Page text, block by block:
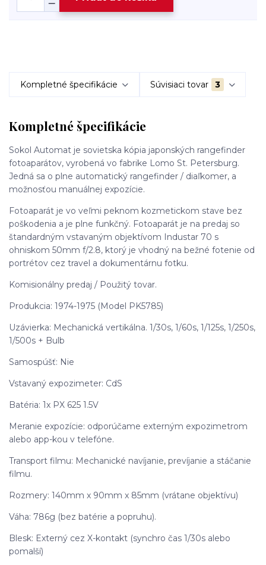
Kompletné špecifikácie Súvisiaci tovar 3
Kompletné špecifikácie
Sokol Automat je sovietska kópia japonských rangefinder
fotoaparátov, vyrobená vo fabrike Lomo St. Petersburg.
Jedná sa o plne automatický rangefinder / diaľkomer, a
možnosťou manuálnej expozície.
Fotoaparát je vo veľmi peknom kozmetickom stave bez
poškodenia a je plne funkčný. Fotoaparát je na predaj so
štandardným vstavaným objektívom Industar 70 s
ohniskom 50mm f/2.8, ktorý je vhodný na bežné fotenie od
portrétov cez travel a dokumentárnu fotku.
Komisionálny predaj / Použitý tovar.
Produkcia: 1974-1975 (Model PK5785)
Uzávierka: Mechanická vertikálna. 1/30s, 1/60s, 1/125s, 1/250s,
1/500s + Bulb
Samospúšť: Nie
Vstavaný expozimeter: CdS
Batéria: 1x PX 625 1.5V
Meranie expozície: odporúčame externým expozimetrom
alebo app-kou v telefóne.
Transport filmu: Mechanické navíjanie, prevíjanie a stáčanie
filmu.
Rozmery: 140mm x 90mm x 85mm (vrátane objektívu)
Váha: 786g (bez batérie a popruhu).
Blesk: Externý cez X-kontakt (synchro čas 1/30s alebo
pomalší)